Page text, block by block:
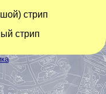
стрип
стрип